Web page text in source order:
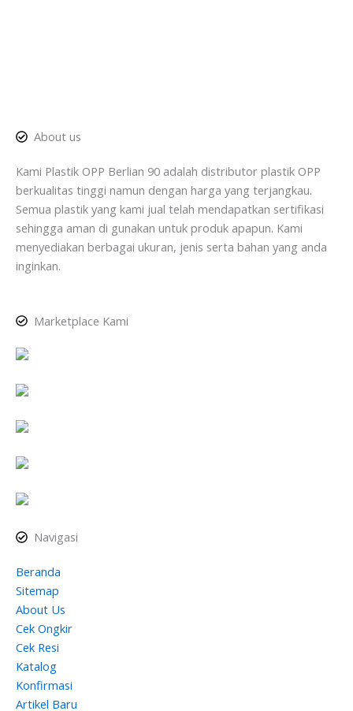
About us
Kami Plastik OPP Berlian 90 adalah distributor plastik OPP
berkualitas tinggi namun dengan harga yang terjangkau.
Semua plastik yang kami jual telah mendapatkan sertifikasi
sehingga aman di gunakan untuk produk apapun. Kami
menyediakan berbagai ukuran, jenis serta bahan yang anda
inginkan.
Marketplace Kami
Navigasi
Beranda
Sitemap
About Us
Cek Ongkir
Cek Resi
Katalog
Konfirmasi
Artikel Baru